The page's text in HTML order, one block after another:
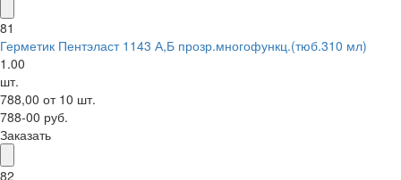
81
Герметик Пентэласт 1143 А,Б прозр.многофункц.(тюб.310 мл)
1.00
шт.
788,00 от 10 шт.
788-00 руб.
Заказать
82